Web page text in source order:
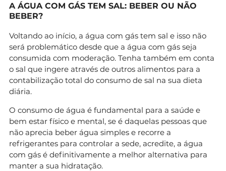
A ÁGUA COM GÁS TEM SAL: BEBER OU NÃO
BEBER?
Voltando ao início, a água com gás tem sal e isso não
será problemático desde que a água com gás seja
consumida com moderação. Tenha também em conta
o sal que ingere através de outros alimentos para a
contabilização total do consumo de sal na sua dieta
diária.
O consumo de água é fundamental para a saúde e
bem estar físico e mental, se é daquelas pessoas que
não aprecia beber água simples e recorre a
refrigerantes para controlar a sede, acredite, a água
com gás é definitivamente a melhor alternativa para
manter a sua hidratação.